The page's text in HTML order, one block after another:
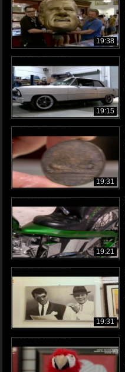
19:38
19:15
19:31
19:21
19:31